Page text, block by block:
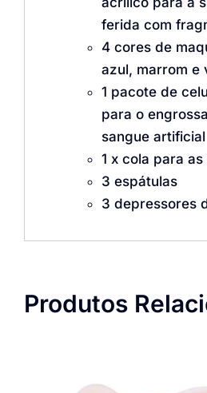
ferida com
4 cores de
azul, marrom e
1 pacote de
para o
sangue artificial
1 x cola para
3 espátulas
3 depressores
Produtos